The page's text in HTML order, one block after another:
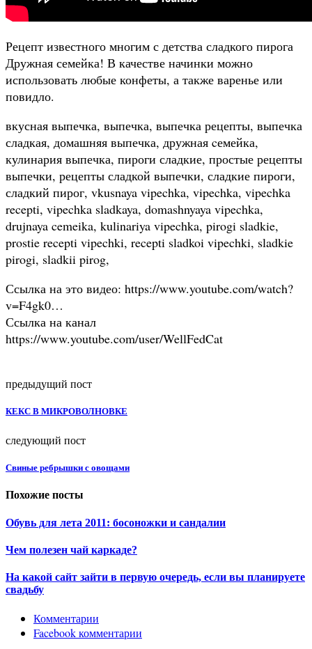
Рецепт известного многим с детства сладкого пирога
Дружная семейка! В качестве начинки можно
использовать любые конфеты, а также варенье или
повидло.
вкусная выпечка, выпечка, выпечка рецепты, выпечка
сладкая, домашняя выпечка, дружная cемейка,
кулинария выпечка, пироги сладкие, простые рецепты
выпечки, рецепты сладкой выпечки, сладкие пироги,
сладкий пирог, vkusnaya vipechka, vipechka, vipechka
recepti, vipechka sladkaya, domashnyaya vipechka,
drujnaya cemeika, kulinariya vipechka, pirogi sladkie,
prostie recepti vipechki, recepti sladkoi vipechki, sladkie
pirogi, sladkii pirog,
Ссылка на это видео: https://www.youtube.com/watch?
v=F4gk0…
Ссылка на канал
https://www.youtube.com/user/WellFedCat
предыдущий пост
КЕКС В МИКРОВОЛНОВКЕ
следующий пост
Свиные ребрышки с овощами
Похожие посты
Обувь для лета 2011: босоножки и сандалии
Чем полезен чай каркаде?
На какой сайт зайти в первую очередь, если вы планируете
свадьбу
Комментарии
Facebook комментарии